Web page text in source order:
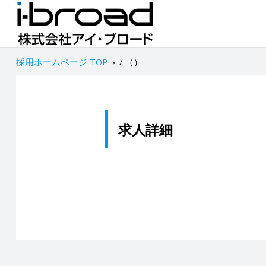
採用ホームページ TOP › / （）
求人詳細